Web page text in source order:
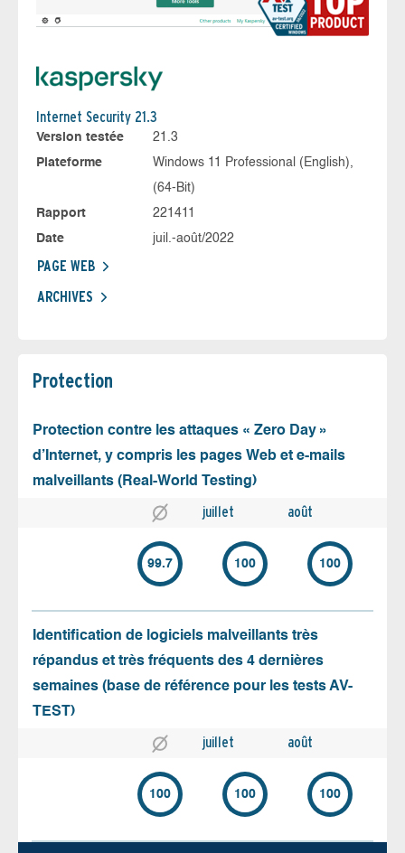
Internet Security 21.3
Version testée
21.3
Plateforme
Windows 11 Professional (English),
(64-Bit)
Rapport
221411
Date
juil.-août/2022
PAGE WEB
ARCHIVES
Protection
Protection contre les attaques « Zero Day »
d’Internet, y compris les pages Web et e-mails
malveillants (Real-World Testing)
juillet août
99.7 100 100
Identification de logiciels malveillants très
répandus et très fréquents des 4 dernières
semaines (base de référence pour les tests AV-
TEST)
juillet août
100 100 100